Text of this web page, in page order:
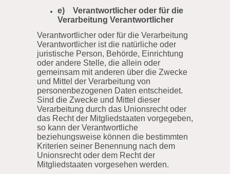
e) Verantwortlicher oder für die
Verarbeitung Verantwortlicher
Verantwortlicher oder für die Verarbeitung
Verantwortlicher ist die natürliche oder
juristische Person, Behörde, Einrichtung
oder andere Stelle, die allein oder
gemeinsam mit anderen über die Zwecke
und Mittel der Verarbeitung von
personenbezogenen Daten entscheidet.
Sind die Zwecke und Mittel dieser
Verarbeitung durch das Unionsrecht oder
das Recht der Mitgliedstaaten vorgegeben,
so kann der Verantwortliche
beziehungsweise können die bestimmten
Kriterien seiner Benennung nach dem
Unionsrecht oder dem Recht der
Mitgliedstaaten vorgesehen werden.